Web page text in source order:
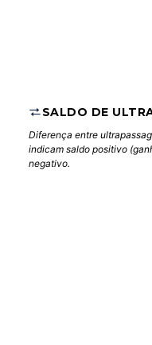
SALDO DE
Diferença entre
indicam saldo positivo
negativo.